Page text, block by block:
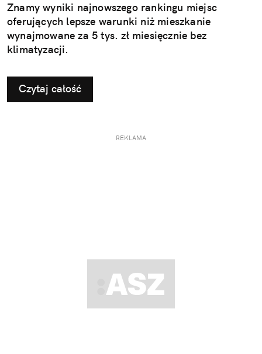
Znamy wyniki najnowszego rankingu miejsc
oferujących lepsze warunki niż mieszkanie
wynajmowane za 5 tys. zł miesięcznie bez
klimatyzacji.
Czytaj całość
REKLAMA